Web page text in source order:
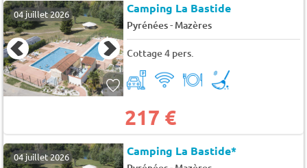
04 juillet 2026 Camping La Bastide
Pyrénées- Mazères
Cottage 4 pers.
217 €
04 juillet 2026 Camping La Bastide*